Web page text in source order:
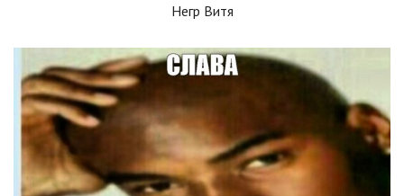
Негр Витя